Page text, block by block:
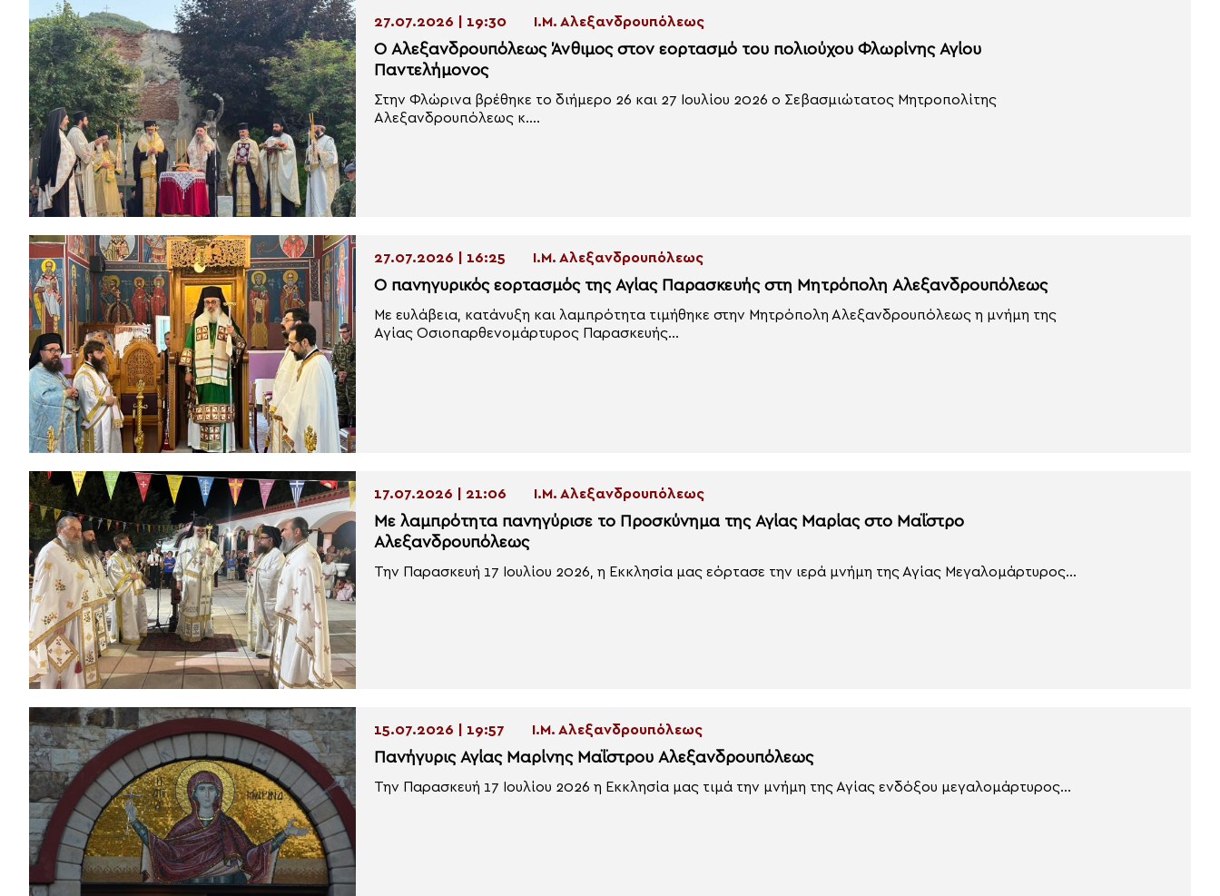
27.07.2026 | 19:30 Ι.Μ. Αλεξανδρουπόλεως
Ο Αλεξανδρουπόλεως Άνθιμος στον εορτασμό του πολιούχου Φλωρίνης Αγίου
Παντελήμονος
Στην Φλώρινα βρέθηκε το διήμερο 26 και 27 Ιουλίου 2026 ο Σεβασμιώτατος Μητροπολίτης
Αλεξανδρουπόλεως κ....
27.07.2026 | 16:25 Ι.Μ. Αλεξανδρουπόλεως
Ο πανηγυρικός εορτασμός της Αγίας Παρασκευής στη Μητρόπολη Αλεξανδρουπόλεως
Με ευλάβεια, κατάνυξη και λαμπρότητα τιμήθηκε στην Μητρόπολη Αλεξανδρουπόλεως η μνήμη της
Αγίας Οσιοπαρθενομάρτυρος Παρασκευής...
17.07.2026 | 21:06 Ι.Μ. Αλεξανδρουπόλεως
Με λαμπρότητα πανηγύρισε το Προσκύνημα της Αγίας Μαρίας στο Μαΐστρο
Αλεξανδρουπόλεως
Την Παρασκευή 17 Ιουλίου 2026, η Εκκλησία μας εόρτασε την ιερά μνήμη της Αγίας Μεγαλομάρτυρος...
15.07.2026 | 19:57 Ι.Μ. Αλεξανδρουπόλεως
Πανήγυρις Αγίας Μαρίνης Μαΐστρου Αλεξανδρουπόλεως
Την Παρασκευή 17 Ιουλίου 2026 η Εκκλησία μας τιμά την μνήμη της Αγίας ενδόξου μεγαλομάρτυρος...